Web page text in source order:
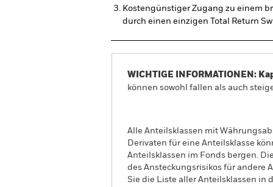
Kostengünstiger Zugang zu einem
durch einen einzigen Total Return
WICHTIGE INFORMATIONEN:
können sowohl fallen als auch
Alle Anteilsklassen mit
Derivaten für eine Anteilsklasse
Anteilsklassen im Fonds bergen.
des Ansteckungsrisikos für andere
Sie die Liste aller Anteilsklassen in